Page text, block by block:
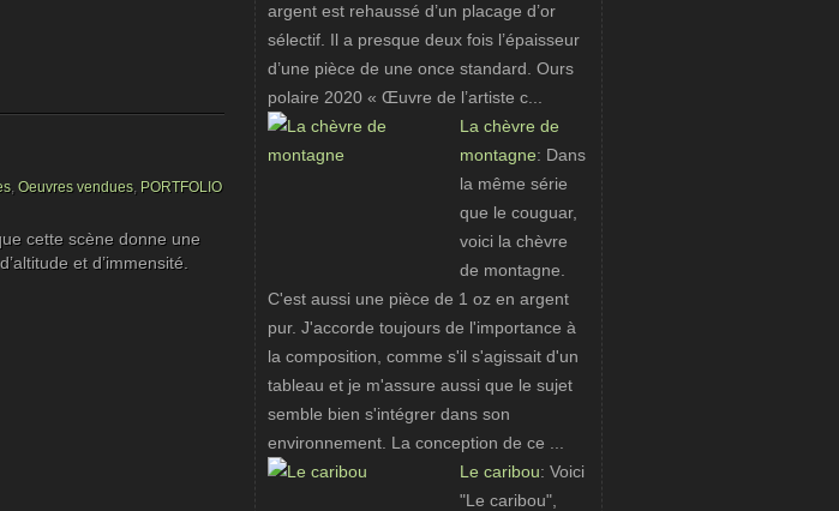
, Oeuvres vendues, PORTFOLIO
cette scène donne une
et d’immensité.
argent est rehaussé d’un placage d’or
sélectif. Il a presque deux fois l’épaisseur
d’une pièce de une once standard. Ours
polaire 2020 « Œuvre de l’artiste c...
La chèvre de
montagne: Dans
la même série
que le couguar,
voici la chèvre
de montagne.
C'est aussi une pièce de 1 oz en argent
pur. J'accorde toujours de l'importance à
la composition, comme s'il s'agissait d'un
tableau et je m'assure aussi que le sujet
semble bien s'intégrer dans son
environnement. La conception de ce ...
Le caribou: Voici
"Le caribou",